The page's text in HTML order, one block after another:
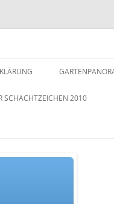
SCHACHTZEICHEN 2010
SCHACHTZEICHEN